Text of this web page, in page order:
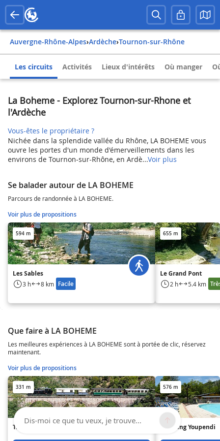
Auvergne-Rhône-Alpes› Ardèche› Tournon-sur-Rhône
Les circuits Activités Lieux d'intérêts Où manger
La Boheme - Explorez Tournon-sur-Rhone et
l'Ardèche
Vous-êtes le propriétaire ?
Nichée dans la splendide vallée du Rhône, LA BOHEME vous
ouvre les portes d'un monde d'émerveillements dans les
environs de Tournon-sur-Rhône, en Ardè...Voir plus
Se balader autour de LA BOHEME
Parcours de randonnée à LA BOHEME.
Voir plus de propositions
594 m
Les Sables
3 h 8 km Facile
655 m
Le Grand Pont
2 h 5.4 km
Que faire à LA BOHEME
Les meilleures expériences à LA BOHEME sont à portée de clic, réservez
maintenant.
Voir plus de propositions
331 m
Train de l'Ardèche
576 m
Camping Youpendi
Dis-moi ce que tu veux, je trouve...